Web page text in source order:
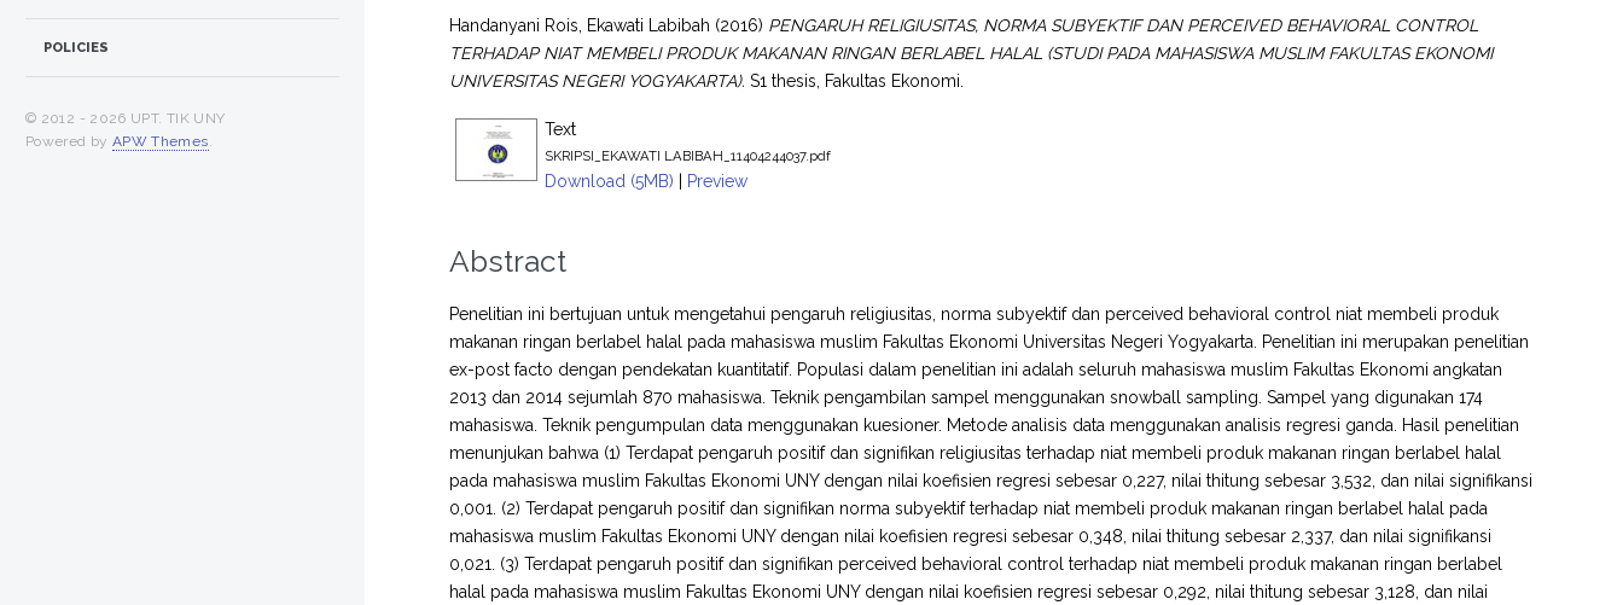
Handanyani Rois, Ekawati Labibah (2016) PENGARUH RELIGIUSITAS, NORMA SUBYEKTIF DAN PERCEIVED BEHAVIORAL CONTROL
TERHADAP NIAT MEMBELI PRODUK MAKANAN RINGAN BERLABEL HALAL (STUDI PADA MAHASISWA MUSLIM FAKULTAS EKONOMI
UNIVERSITAS NEGERI YOGYAKARTA). S1 thesis, Fakultas Ekonomi.
Text
SKRIPSI_EKAWATI LABIBAH_11404244037.pdf
Download (5MB) | Preview
Abstract
Penelitian ini bertujuan untuk mengetahui pengaruh religiusitas, norma subyektif dan perceived behavioral control niat membeli produk
makanan ringan berlabel halal pada mahasiswa muslim Fakultas Ekonomi Universitas Negeri Yogyakarta. Penelitian ini merupakan penelitian
ex-post facto dengan pendekatan kuantitatif. Populasi dalam penelitian ini adalah seluruh mahasiswa muslim Fakultas Ekonomi angkatan
2013 dan 2014 sejumlah 870 mahasiswa. Teknik pengambilan sampel menggunakan snowball sampling. Sampel yang digunakan 174
mahasiswa. Teknik pengumpulan data menggunakan kuesioner. Metode analisis data menggunakan analisis regresi ganda. Hasil penelitian
menunjukan bahwa (1) Terdapat pengaruh positif dan signifikan religiusitas terhadap niat membeli produk makanan ringan berlabel halal
pada mahasiswa muslim Fakultas Ekonomi UNY dengan nilai koefisien regresi sebesar 0,227, nilai thitung sebesar 3,532, dan nilai signifikansi
0,001. (2) Terdapat pengaruh positif dan signifikan norma subyektif terhadap niat membeli produk makanan ringan berlabel halal pada
mahasiswa muslim Fakultas Ekonomi UNY dengan nilai koefisien regresi sebesar 0,348, nilai thitung sebesar 2,337, dan nilai signifikansi
0,021. (3) Terdapat pengaruh positif dan signifikan perceived behavioral control terhadap niat membeli produk makanan ringan berlabel
halal pada mahasiswa muslim Fakultas Ekonomi UNY dengan nilai koefisien regresi sebesar 0,292, nilai thitung sebesar 3,128, dan nilai
POLICIES
© 2012 - 2026 UPT. TIK UNY
Powered by APW Themes